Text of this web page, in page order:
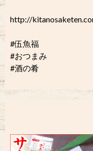
http://
#伍魚福
#おつまみ
#酒の肴